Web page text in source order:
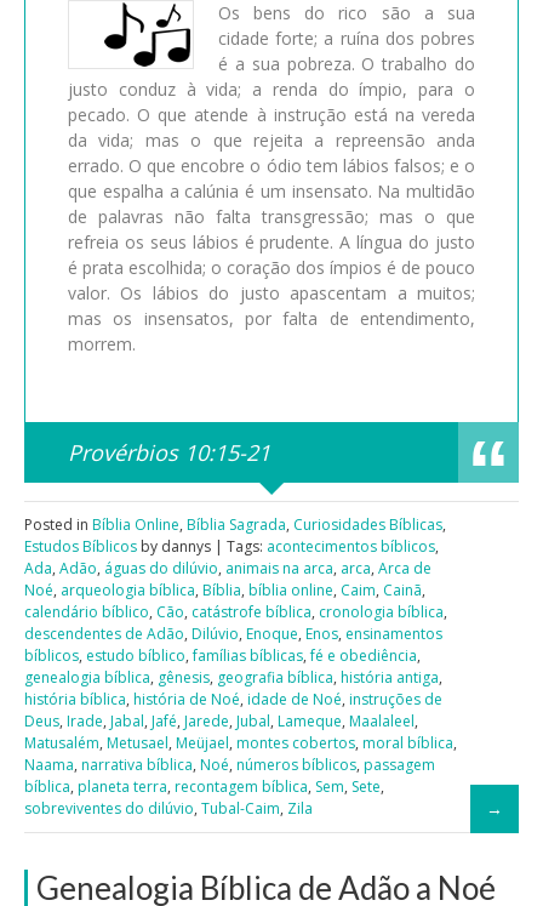
Os bens do rico são a sua
cidade forte; a ruína dos pobres
é a sua pobreza. O trabalho do
justo conduz à vida; a renda do ímpio, para o
pecado. O que atende à instrução está na vereda
da vida; mas o que rejeita a repreensão anda
errado. O que encobre o ódio tem lábios falsos; e o
que espalha a calúnia é um insensato. Na multidão
de palavras não falta transgressão; mas o que
refreia os seus lábios é prudente. A língua do justo
é prata escolhida; o coração dos ímpios é de pouco
valor. Os lábios do justo apascentam a muitos;
mas os insensatos, por falta de entendimento,
morrem.
Provérbios 10:15-21
Posted in Bíblia Online, Bíblia Sagrada, Curiosidades Bíblicas,
Estudos Bíblicos by dannys | Tags: acontecimentos bíblicos,
Ada, Adão, águas do dilúvio, animais na arca, arca, Arca de
Noé, arqueologia bíblica, Bíblia, bíblia online, Caim, Cainã,
calendário bíblico, Cão, catástrofe bíblica, cronologia bíblica,
descendentes de Adão, Dilúvio, Enoque, Enos, ensinamentos
bíblicos, estudo bíblico,famílias bíblicas,fé e obediência,
genealogia bíblica, gênesis, geografia bíblica, história antiga,
história bíblica, história de Noé, idade de Noé, instruções de
Deus, Irade, Jabal, Jafé, Jarede, Jubal, Lameque, Maalaleel,
Matusalém, Metusael, Meüjael, montes cobertos, moral bíblica,
Naama, narrativa bíblica, Noé, números bíblicos, passagem
bíblica, planeta terra, recontagem bíblica, Sem, Sete,
sobreviventes do dilúvio, Tubal-Caim, Zila
Genealogia Bíblica de Adão a Noé